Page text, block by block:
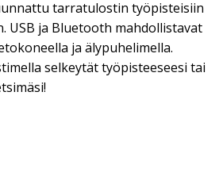
tarratulostin työpisteisiin
USB ja Bluetooth mahdollistavat
ja älypuhelimella.
selkeytät työpisteeseesi tai